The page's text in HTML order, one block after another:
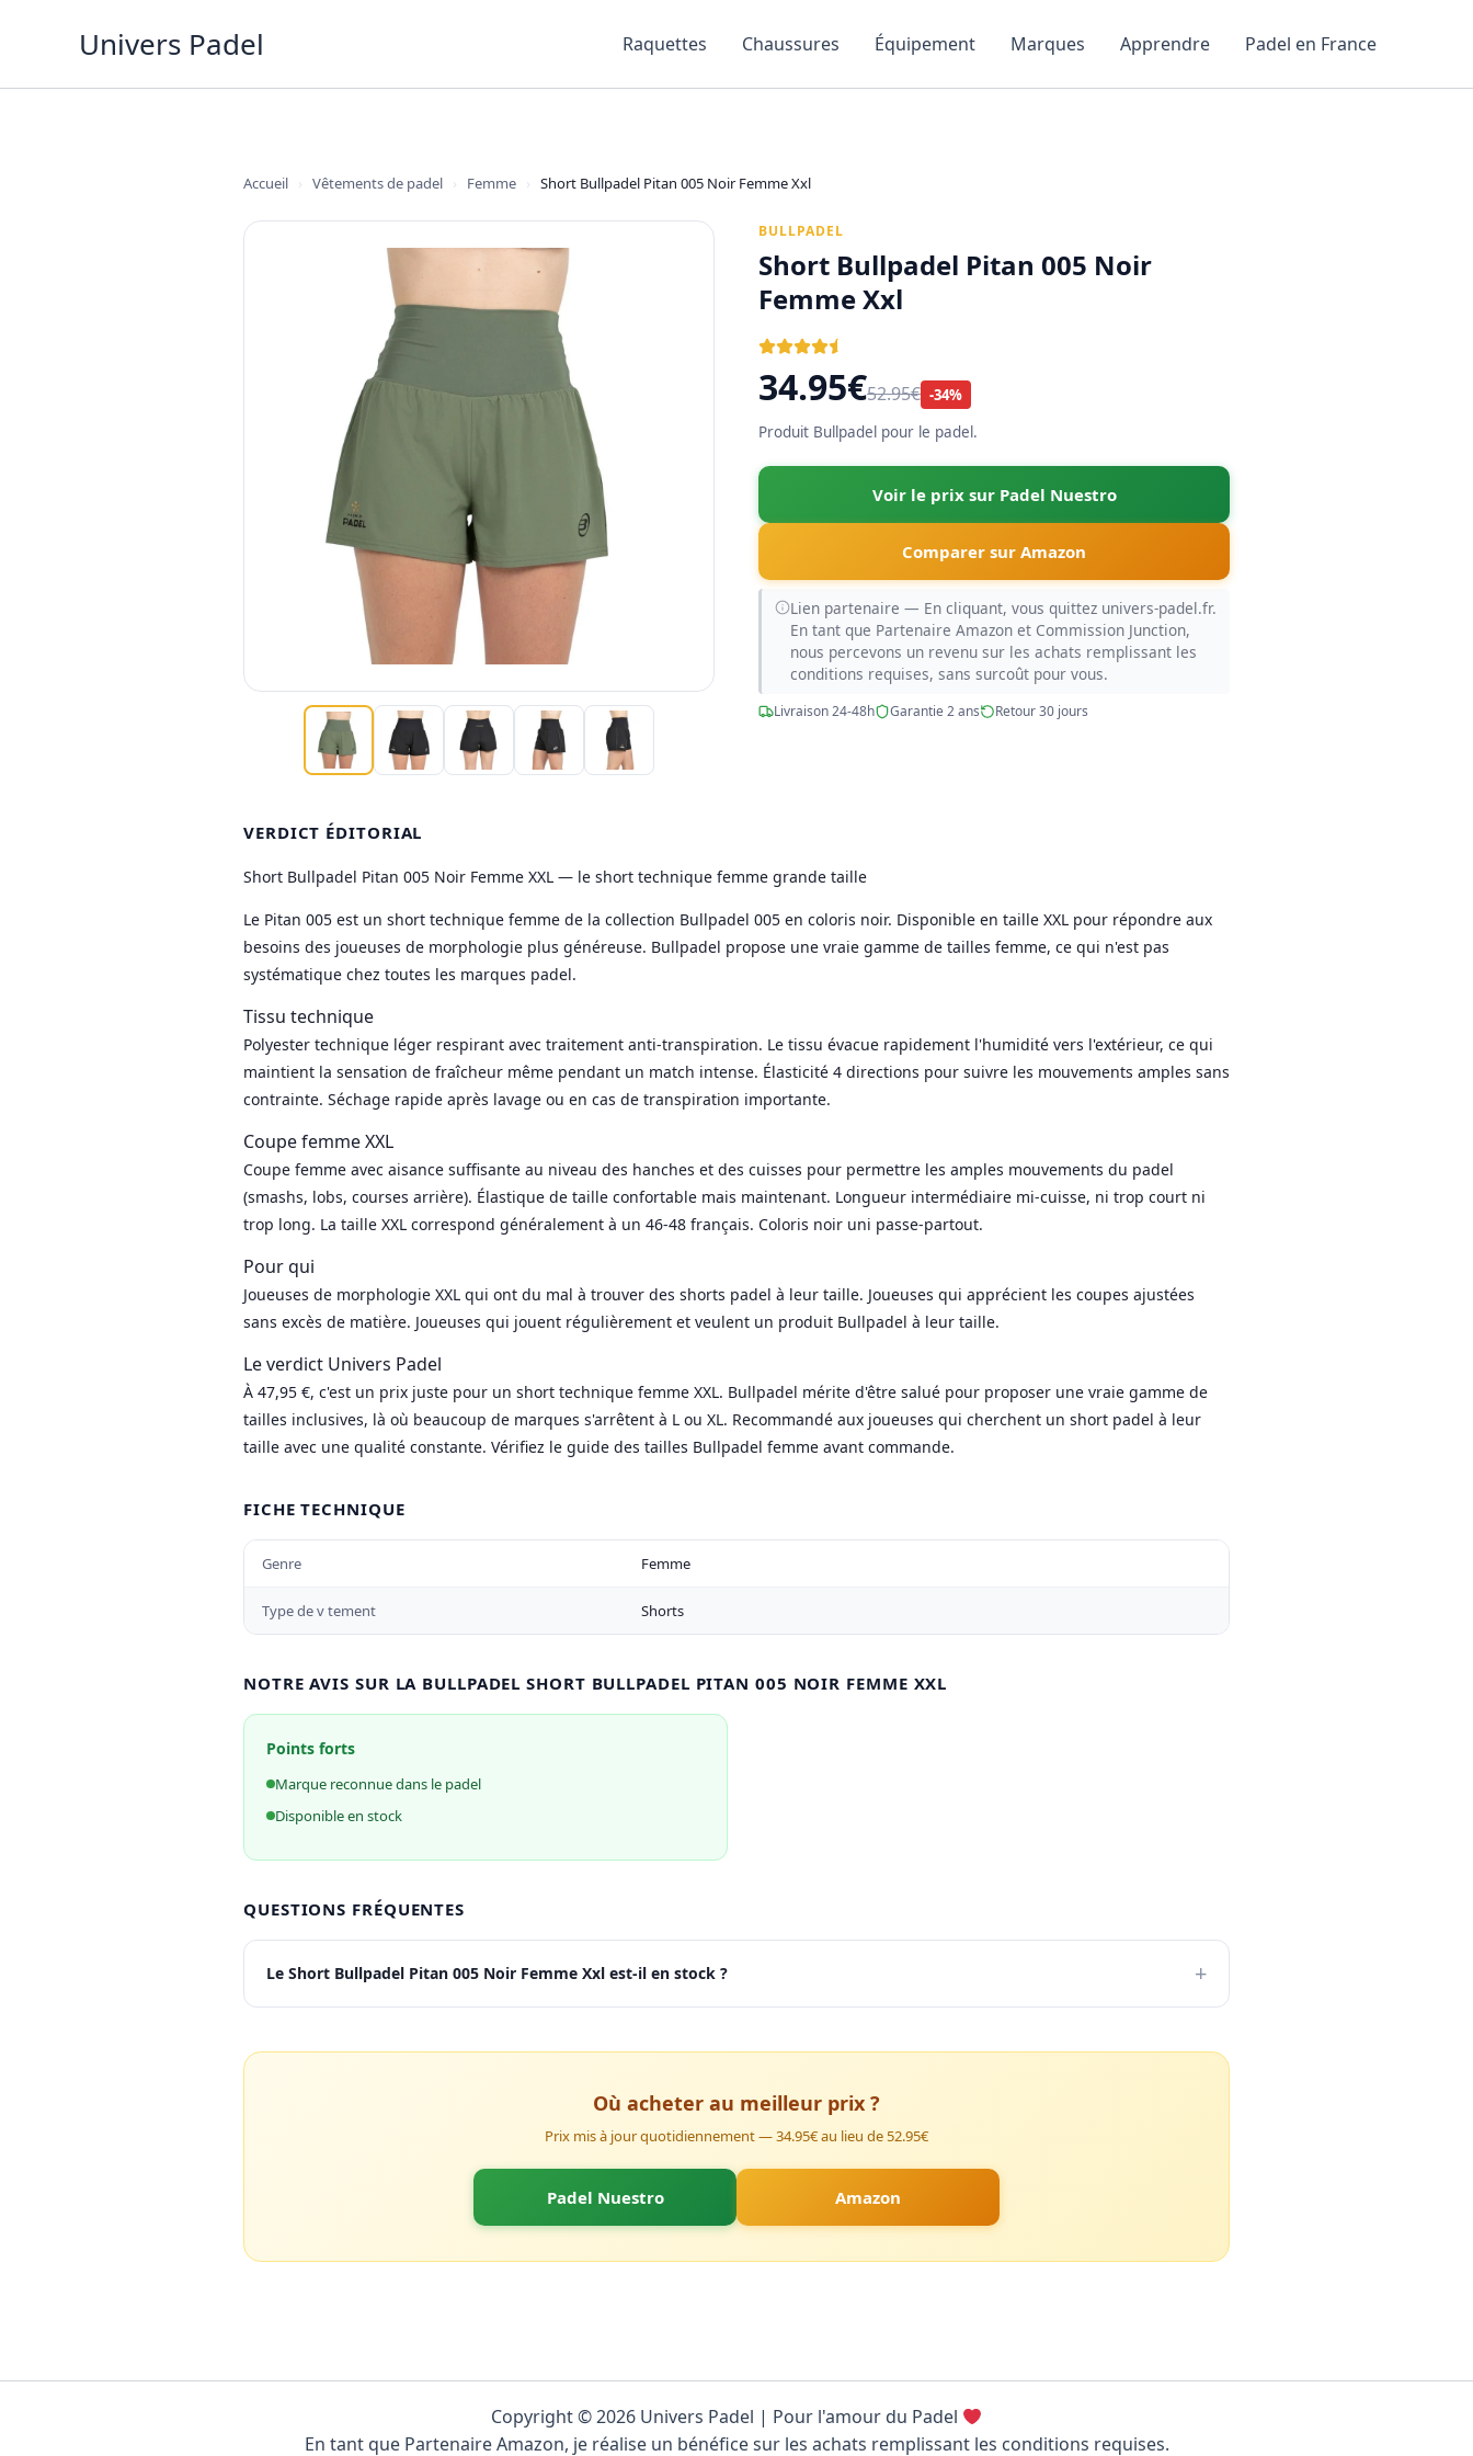
Univers Padel Raquettes Chaussures Équipement Marques Apprendre Padel en France
Accueil › Vêtements de padel › Femme › Short Bullpadel Pitan 005 Noir Femme Xxl
BULLPADEL
Short Bullpadel Pitan 005 Noir
Femme Xxl
34.95€52.95€ -34%
Produit Bullpadel pour le padel.
Voir le prix sur Padel Nuestro
Comparer sur Amazon
Lien partenaire — En cliquant, vous quittez univers-padel.fr.
En tant que Partenaire Amazon et Commission Junction,
nous percevons un revenu sur les achats remplissant les
conditions requises, sans surcoût pour vous.
Livraison 24-48h Garantie 2 ans Retour 30 jours
VERDICT ÉDITORIAL
Short Bullpadel Pitan 005 Noir Femme XXL — le short technique femme grande taille
Le Pitan 005 est un short technique femme de la collection Bullpadel 005 en coloris noir. Disponible en taille XXL pour répondre aux
besoins des joueuses de morphologie plus généreuse. Bullpadel propose une vraie gamme de tailles femme, ce qui n'est pas
systématique chez toutes les marques padel.
Tissu technique
Polyester technique léger respirant avec traitement anti-transpiration. Le tissu évacue rapidement l'humidité vers l'extérieur, ce qui
maintient la sensation de fraîcheur même pendant un match intense. Élasticité 4 directions pour suivre les mouvements amples sans
contrainte. Séchage rapide après lavage ou en cas de transpiration importante.
Coupe femme XXL
Coupe femme avec aisance suffisante au niveau des hanches et des cuisses pour permettre les amples mouvements du padel
(smashs, lobs, courses arrière). Élastique de taille confortable mais maintenant. Longueur intermédiaire mi-cuisse, ni trop court ni
trop long. La taille XXL correspond généralement à un 46-48 français. Coloris noir uni passe-partout.
Pour qui
Joueuses de morphologie XXL qui ont du mal à trouver des shorts padel à leur taille. Joueuses qui apprécient les coupes ajustées
sans excès de matière. Joueuses qui jouent régulièrement et veulent un produit Bullpadel à leur taille.
Le verdict Univers Padel
À 47,95 €, c'est un prix juste pour un short technique femme XXL. Bullpadel mérite d'être salué pour proposer une vraie gamme de
tailles inclusives, là où beaucoup de marques s'arrêtent à L ou XL. Recommandé aux joueuses qui cherchent un short padel à leur
taille avec une qualité constante. Vérifiez le guide des tailles Bullpadel femme avant commande.
FICHE TECHNIQUE
Genre Femme
Type de v tement Shorts
NOTRE AVIS SUR LA BULLPADEL SHORT BULLPADEL PITAN 005 NOIR FEMME XXL
Points forts
Marque reconnue dans le padel
Disponible en stock
QUESTIONS FRÉQUENTES
Le Short Bullpadel Pitan 005 Noir Femme Xxl est-il en stock ? +
Où acheter au meilleur prix ?
Prix mis à jour quotidiennement — 34.95€ au lieu de 52.95€
Padel Nuestro Amazon
Copyright © 2026 Univers Padel | Pour l'amour du Padel
En tant que Partenaire Amazon, je réalise un bénéfice sur les achats remplissant les conditions requises.